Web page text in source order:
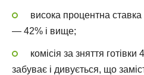
висока процентна ставка
— 42% і вище;
комісія за зняття
забуває і дивується, що